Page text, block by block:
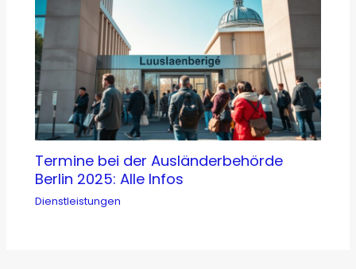
Termine bei der Ausländerbehörde
Berlin 2025: Alle Infos
Dienstleistungen